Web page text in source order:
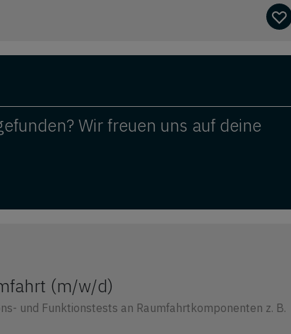
Wir freuen uns auf deine
(m/w/d)
und Funktionstests an Raumfahrtkomponenten z. B.